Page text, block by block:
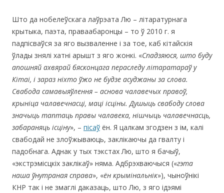
Што да нобелеўскага лаўрэата Лю – літаратурнага
крытыка, паэта, праваабаронцы – то ў 2010 г. я
падпісваўся за яго вызваленне і за тое, каб кітайскія
ўлады знялі хатні арышт з яго жонкі. «Спадзяюся, што буду
апошняй ахвярай бясконцага пераследу літаратараў у
Кітаі, і зараз ніхто ўжо не будзе асуджаны за слова.
Свабода самавыяўлення – аснова чалавечых правоў,
крыніца чалавечнасці, маці ісціны. Душыць свабоду слова
значыць таптаць правы чалавека, нішчыць чалавечнасць,
забараняць ісціну», – пісаў ён. Я цалкам згодзен з ім, калі
свабодай не злоўжываюць, заклікаючы да гвалту і
падобнага. Аднак у тых тэкстах Лю, што я бачыў,
«экстрэмісцкіх заклікаў» няма. Адбрэхваючыся («гэта
наша ўнутраная справа», «ён крымінальнік»), чыноўнікі
КНР так і не змаглі даказаць, што Лю, з яго ідэямі